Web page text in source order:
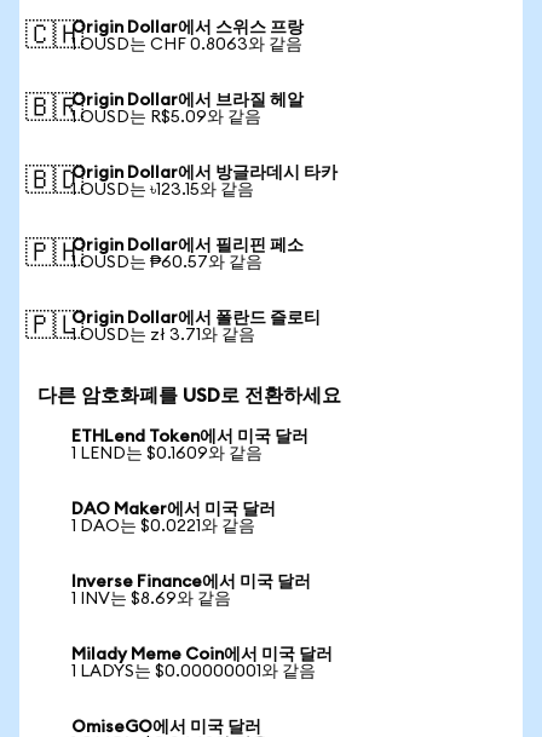
🇨🇭Origin Dollar에서 스위스 프랑
1 OUSD는 CHF 0.8063와 같음
🇧🇷Origin Dollar에서 브라질 헤알
1 OUSD는 R$5.09와 같음
🇧🇩Origin Dollar에서 방글라데시 타카
1 OUSD는 ৳123.15와 같음
🇵🇭Origin Dollar에서 필리핀 페소
1 OUSD는 ₱60.57와 같음
🇵🇱Origin Dollar에서 폴란드 즐로티
1 OUSD는 zł 3.71와 같음
다른 암호화폐를 USD로 전환하세요
ETHLend Token에서 미국 달러
1 LEND는 $0.1609와 같음
DAO Maker에서 미국 달러
1 DAO는 $0.0221와 같음
Inverse Finance에서 미국 달러
1 INV는 $8.69와 같음
Milady Meme Coin에서 미국 달러
1 LADYS는 $0.00000001와 같음
OmiseGO에서 미국 달러